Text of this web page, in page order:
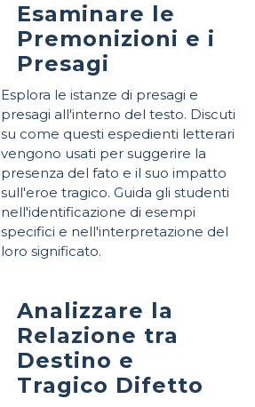
Esaminare le
Premonizioni e i
Presagi
Esplora le istanze di presagi e
presagi all'interno del testo. Discuti
su come questi espedienti letterari
vengono usati per suggerire la
presenza del fato e il suo impatto
sull'eroe tragico. Guida gli studenti
nell'identificazione di esempi
specifici e nell'interpretazione del
loro significato.
Analizzare la
Relazione tra
Destino e
Tragico Difetto